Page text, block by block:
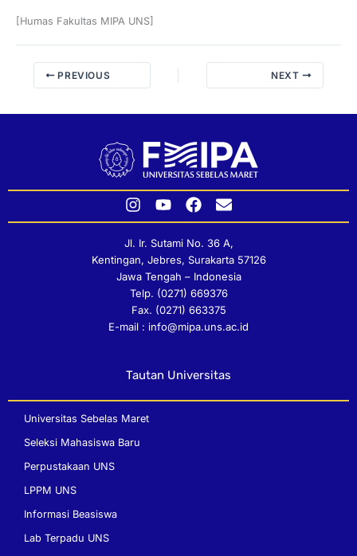
[Humas Fakultas MIPA UNS]
PREVIOUS NEXT
I
n
s
t
a
g
r
a
Y
o
u
t
u
b
e
F
a
c
e
b
o
o
k
E
n
v
e
l
o
p
e
Jl. Ir. Sutami No. 36 A,
Kentingan, Jebres, Surakarta 57126
Jawa Tengah – Indonesia
Telp. (0271) 669376
Fax. (0271) 663375
E-mail : info@mipa.uns.ac.id
Tautan Universitas
Universitas Sebelas Maret
Seleksi Mahasiswa Baru
Perpustakaan UNS
LPPM UNS
Informasi Beasiswa
Lab Terpadu UNS